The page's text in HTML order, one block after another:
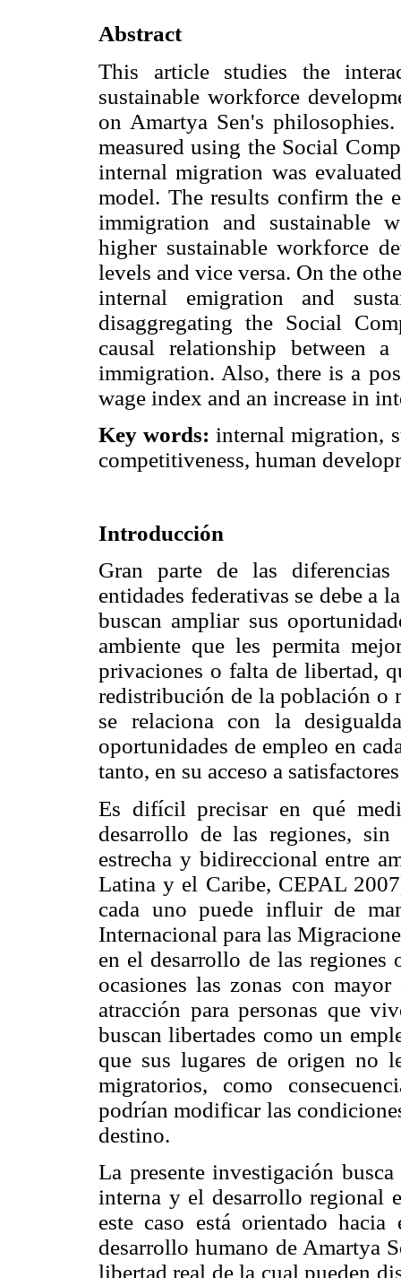
Abstract
This article studies the
sustainable workforce
on Amartya Sen's
measured using the Social
internal migration was
model. The results confirm the
immigration and sustainable
higher sustainable workforce
levels and vice versa. On the
internal emigration and
disaggregating the Social
causal relationship between
immigration. Also, there is a
wage index and an increase in
Key words: internal migration,
competitiveness, human
Introducción
Gran parte de las
entidades federativas se debe a
buscan ampliar sus
ambiente que les permita
privaciones o falta de libertad,
redistribución de la población o
se relaciona con la
oportunidades de empleo en
tanto, en su acceso a
Es difícil precisar en qué
desarrollo de las regiones,
estrecha y bidireccional entre
Latina y el Caribe, CEPAL
cada uno puede influir de
Internacional para las
en el desarrollo de las
ocasiones las zonas con
atracción para personas que
buscan libertades como un
que sus lugares de origen no
migratorios, como
podrían modificar las
destino.
La presente investigación
interna y el desarrollo regional
este caso está orientado
desarrollo humano de Amartya
libertad real de la cual pueden